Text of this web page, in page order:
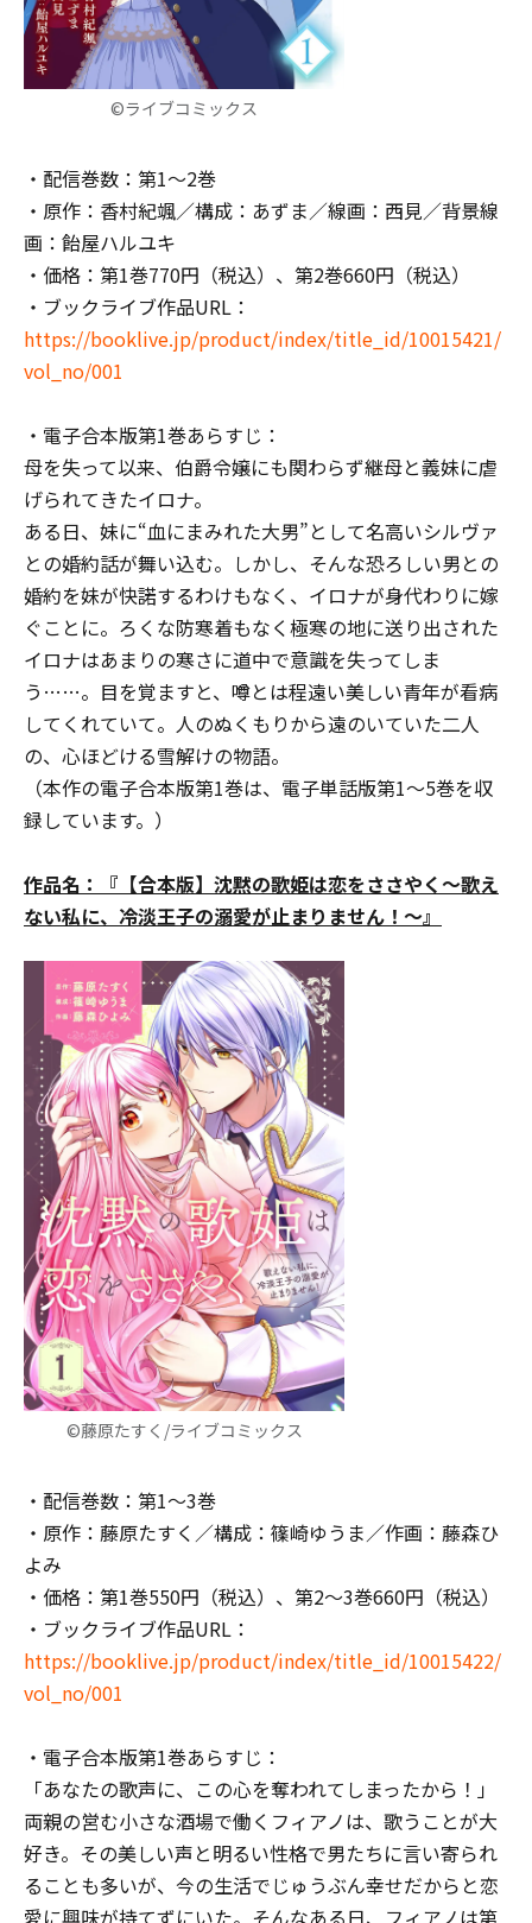
©ライブコミックス
・配信巻数：第1～2巻
・原作：香村紀颯／構成：あずま／線画：西見／背景線
画：飴屋ハルユキ
・価格：第1巻770円（税込）、第2巻660円（税込）
・ブックライブ作品URL：
https://booklive.jp/product/index/title_id/10015421/
vol_no/001
・電子合本版第1巻あらすじ：
母を失って以来、伯爵令嬢にも関わらず継母と義妹に虐
げられてきたイロナ。
ある日、妹に“血にまみれた大男”として名高いシルヴァ
との婚約話が舞い込む。しかし、そんな恐ろしい男との
婚約を妹が快諾するわけもなく、イロナが身代わりに嫁
ぐことに。ろくな防寒着もなく極寒の地に送り出された
イロナはあまりの寒さに道中で意識を失ってしま
う……。目を覚ますと、噂とは程遠い美しい青年が看病
してくれていて――。人のぬくもりから遠のいていた二人
の、心ほどける雪解けの物語。
（本作の電子合本版第1巻は、電子単話版第1～5巻を収
録しています。）
作品名：『【合本版】沈黙の歌姫は恋をささやく～歌え
ない私に、冷淡王子の溺愛が止まりません！～』
©藤原たすく/ライブコミックス
・配信巻数：第1～3巻
・原作：藤原たすく／構成：篠崎ゆうま／作画：藤森ひ
よみ
・価格：第1巻550円（税込）、第2～3巻660円（税込）
・ブックライブ作品URL：
https://booklive.jp/product/index/title_id/10015422/
vol_no/001
・電子合本版第1巻あらすじ：
「あなたの歌声に、この心を奪われてしまったから！」
両親の営む小さな酒場で働くフィアノは、歌うことが大
好き。その美しい声と明るい性格で男たちに言い寄られ
ることも多いが、今の生活でじゅうぶん幸せだからと恋
愛に興味が持てずにいた。そんなある日、フィアノは第